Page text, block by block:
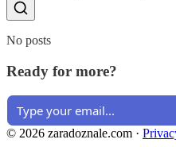
No posts
Ready for more?
© 2026 zaradoznale.com ·